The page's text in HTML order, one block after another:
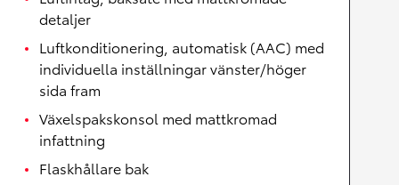
detaljer
Luftkonditionering, automatisk (AAC) med
individuella inställningar vänster/höger
sida fram
Växelspakskonsol med mattkromad
infattning
Flaskhållare bak